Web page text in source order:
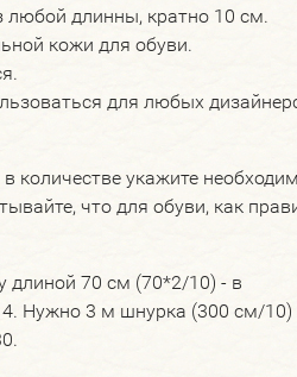
любой длинны, кратно 10 см.
кожи для обуви.
для любых
количестве укажите
что для обуви, как
длиной 70 см (70*2/10) - в
Нужно 3 м шнурка (300 см/10)